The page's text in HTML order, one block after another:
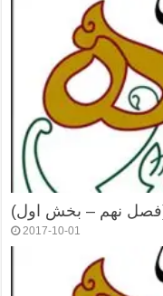
(فصل نهم – بخش اول)
2017-10-01